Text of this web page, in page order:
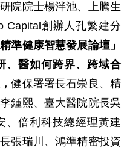
院院士楊泮池、上騰生
Capital創辦人孔繁建分
精準健康智慧發展論壇」
、醫如何跨界、跨域合
健保署署長石崇良、精
鍾熙、臺大醫院院長吳
、倍利科技總經理黃建
張瑞川、鴻準精密投資